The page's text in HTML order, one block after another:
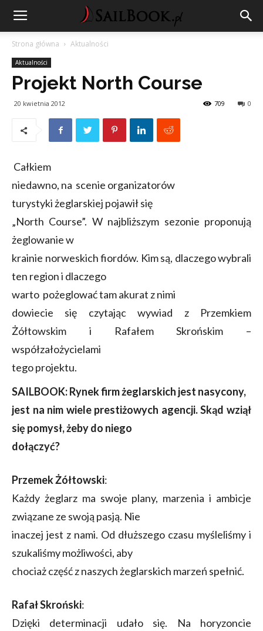
Strona główna Aktualności
Aktualności
Projekt North Course
20 kwietnia 2012 0
709
Całkiem
niedawno, na scenie organizatorów
turystyki żeglarskiej pojawił się
„North Course”. W najbliższym sezonie proponują
żeglowanie w
krainie norweskich fiordów. Kim są, dlaczego wybrali
ten region i dlaczego
warto pożeglować tam akurat z nimi
dowiecie się czytając wywiad z Przemkiem
Żółtowskim i Rafałem Skrońskim –
współzałożycielami
tego projektu.
SAILBOOK: Rynek firm żeglarskich jest nasycony,
jest na nim wiele prestiżowych agencji. Skąd wziął
się pomysł, żeby do niego
dołączyć?
Przemek Żółtowski:
Każdy żeglarz ma swoje plany, marzenia i ambicje
związane ze swoją pasją. Nie
inaczej jest z nami. Od dłuższego czasu myśleliśmy i
szukaliśmy możliwości, aby
chociaż część z naszych żeglarskich marzeń spełnić.
Rafał Skroński:
Dzięki determinacji udało się. Na horyzoncie